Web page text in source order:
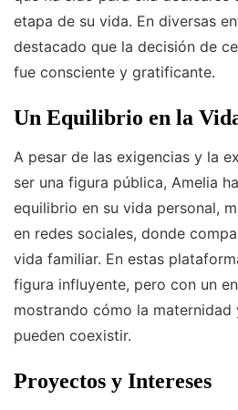
etapa de su vida. En diversas
destacado que la decisión de
fue consciente y gratificante.
Un Equilibrio en la
A pesar de las exigencias y la
ser una figura pública, Amelia
equilibrio en su vida personal,
en redes sociales, donde
vida familiar. En estas
figura influyente, pero con un
mostrando cómo la maternidad
pueden coexistir.
Proyectos y Intereses